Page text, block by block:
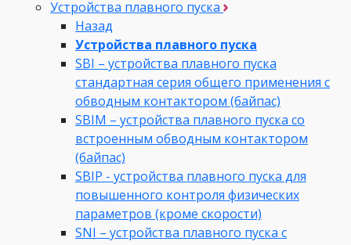
Устройства плавного пуска
Назад
Устройства плавного пуска
SBI – устройства плавного пуска
стандартная серия общего применения с
обводным контактором (байпас)
SBIM – устройства плавного пуска со
встроенным обводным контактором
(байпас)
SBIP - устройства плавного пуска для
повышенного контроля физических
параметров (кроме скорости)
SNI – устройства плавного пуска с